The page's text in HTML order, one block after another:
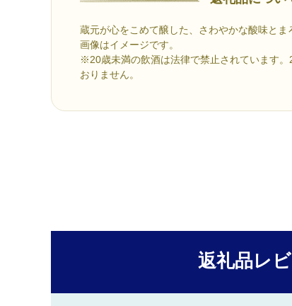
蔵元が心をこめて醸した、さわやかな酸味と
画像はイメージです。
※20歳未満の飲酒は法律で禁止されています
おりません。
返礼品レ